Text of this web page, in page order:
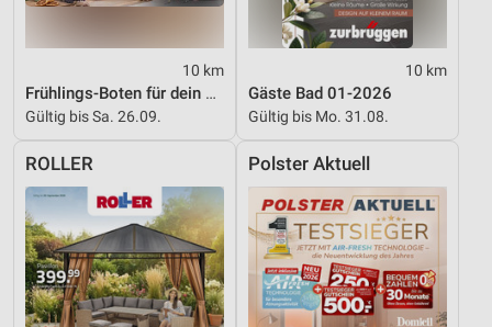
10 km
Frühlings-Boten für dein Zuhause
Gültig bis Sa. 26.09.
10 km
Gäste Bad 01-2026
Gültig bis Mo. 31.08.
ROLLER Polster Aktuell